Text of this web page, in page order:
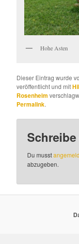
Hohe Asten
Dieser Eintrag wurde
veröffentlicht und mit
Rosenheim
Permalink.
Du musst
abzugeben.